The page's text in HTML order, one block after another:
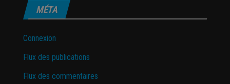
MÉTA
Connexion
Flux des publications
Flux des commentaires